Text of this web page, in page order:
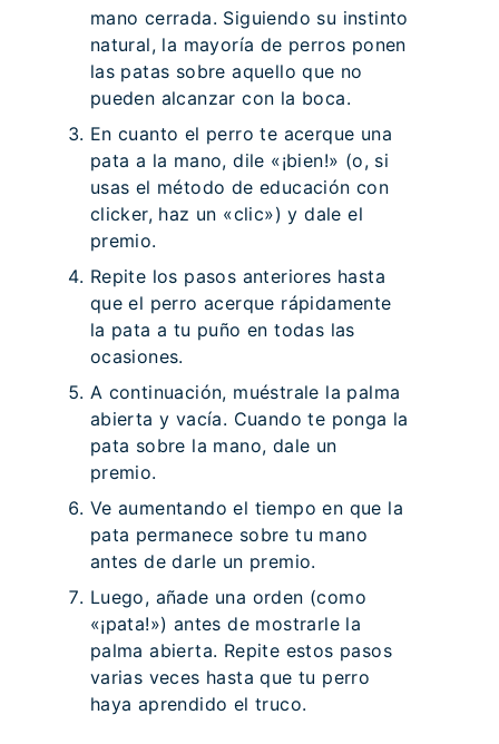
mano cerrada. Siguiendo su instinto
natural, la mayoría de perros ponen
las patas sobre aquello que no
pueden alcanzar con la boca.
En cuanto el perro te acerque una
pata a la mano, dile «¡bien!» (o, si
usas el método de educación con
clicker, haz un «clic») y dale el
premio.
Repite los pasos anteriores hasta
que el perro acerque rápidamente
la pata a tu puño en todas las
ocasiones.
A continuación, muéstrale la palma
abierta y vacía. Cuando te ponga la
pata sobre la mano, dale un
premio.
Ve aumentando el tiempo en que la
pata permanece sobre tu mano
antes de darle un premio.
Luego, añade una orden (como
«¡pata!») antes de mostrarle la
palma abierta. Repite estos pasos
varias veces hasta que tu perro
haya aprendido el truco.